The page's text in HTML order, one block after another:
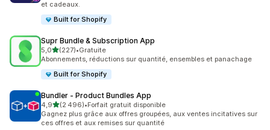
et cadeaux.
Built for Shopify
Supr Bundle & Subscription App
5,0étoile(s) sur 5
(227)
227 avis au total
•Gratuite
Abonnements, réductions sur quantité, ensembles et panachage
Built for Shopify
Bundler ‑ Product Bundles App
4,9étoile(s) sur 5
(2 496)
2496 avis au total
•Forfait gratuit disponible
Gagnez plus grâce aux offres groupées, aux ventes incitatives sur
ces offres et aux remises sur quantité